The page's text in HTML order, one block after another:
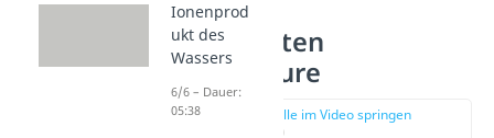
Eigenschaften
Salpetersäure
zur Stelle im Video springen
(00:43)
Ionenprod
ukt des
Wassers
6/6 – Dauer:
05:38